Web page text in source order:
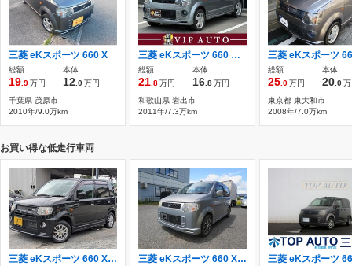
三菱 eKスポーツ 660 X
総額
19 .9万円
本体
12 .0万円
千葉県 茂原市
2010年/9.0万km
三菱 eKスポーツ 660 R ターボ・純正アルミホイール・HIDヘッドラ
総額
21 .8万円
本体
16 .8万円
和歌山県 岩出市
2011年/7.3万km
三菱 eKスポーツ
総額
25 .0万円
本体
20 .0
東京都 東大和市
2008年/7.0万km
お買い得な低走行車両
三菱 eKスポーツ 660 X 4WD 四輪駆動 HIDヘッドライト キーレス 三菱 eKスポーツ 660 XS 4WD 4WD・走50000・片側電動スライド・キーレス